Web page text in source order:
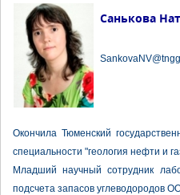
Санькова
Окончила Тюменский
специальности "геология нефти и
Младший научный сотрудник
подсчета запасов углеводородов